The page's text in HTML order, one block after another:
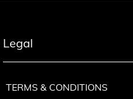
Legal
TERMS & CONDITIONS